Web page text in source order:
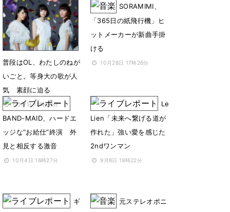
普段はOL、わたしのねが
いごと。等身大の歌が人
気 素顔に迫る
1月17日 10時00分
SORAMIMI、
「365日の紙飛行機」ヒ
ットメーカーが新曲手掛
ける
10月28日 17時26分
BAND-MAID、ハードエ
ッジな“お給仕”終演 外
見と相反する激音
10月4日 16時27分
Le
Lien「未来へ繋げる道が
作れた」強い愛を感じた
2ndワンマン
9月6日 19時22分
ギ
元ステレオポニ